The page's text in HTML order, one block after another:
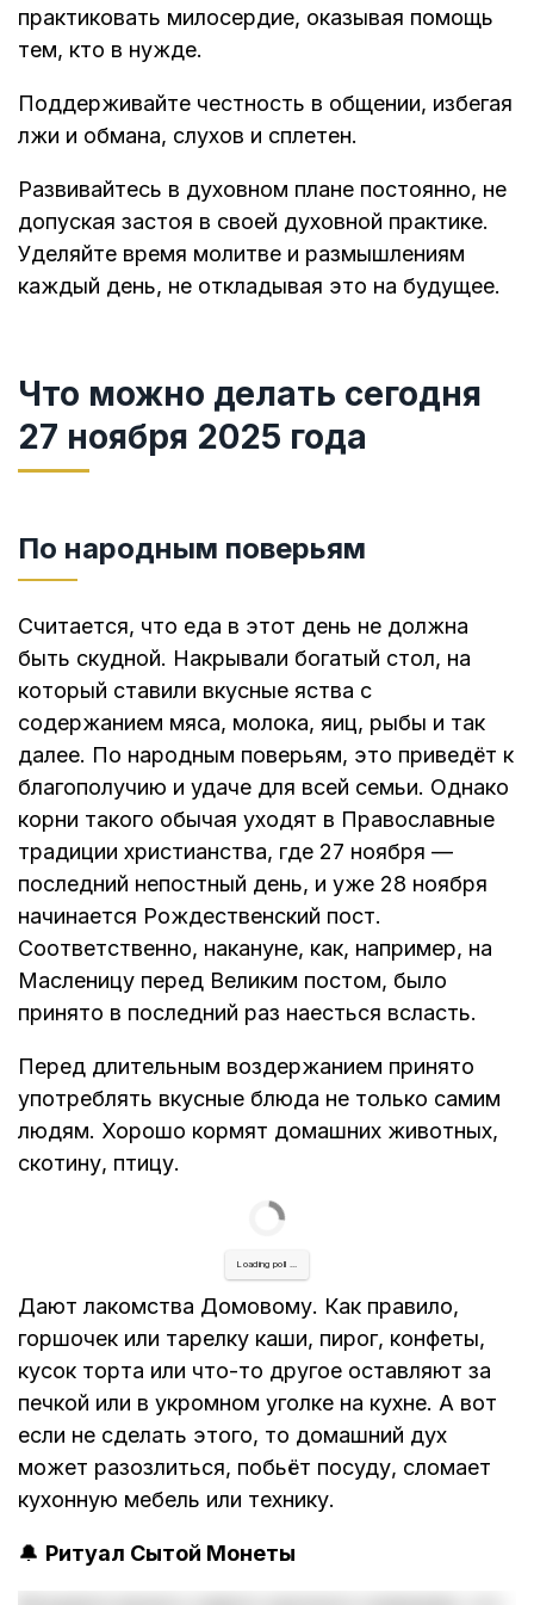
практиковать милосердие, оказывая помощь
тем, кто в нужде.
Поддерживайте честность в общении, избегая
лжи и обмана, слухов и сплетен.
Развивайтесь в духовном плане постоянно, не
допуская застоя в своей духовной практике.
Уделяйте время молитве и размышлениям
каждый день, не откладывая это на будущее.
Что можно делать сегодня
27 ноября 2025 года
По народным поверьям
Считается, что еда в этот день не должна
быть скудной. Накрывали богатый стол, на
который ставили вкусные яства с
содержанием мяса, молока, яиц, рыбы и так
далее. По народным поверьям, это приведёт к
благополучию и удаче для всей семьи. Однако
корни такого обычая уходят в Православные
традиции христианства, где 27 ноября —
последний непостный день, и уже 28 ноября
начинается Рождественский пост.
Соответственно, накануне, как, например, на
Масленицу перед Великим постом, было
принято в последний раз наесться всласть.
Перед длительным воздержанием принято
употреблять вкусные блюда не только самим
людям. Хорошо кормят домашних животных,
скотину, птицу.
Loading poll ...
Дают лакомства Домовому. Как правило,
горшочек или тарелку каши, пирог, конфеты,
кусок торта или что-то другое оставляют за
печкой или в укромном уголке на кухне. А вот
если не сделать этого, то домашний дух
может разозлиться, побьёт посуду, сломает
кухонную мебель или технику.
🔔 Ритуал Сытой Монеты